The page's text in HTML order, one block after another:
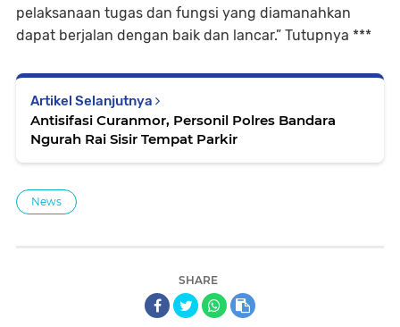
pelaksanaan tugas dan fungsi yang diamanahkan
dapat berjalan dengan baik dan lancar.” Tutupnya ***
Artikel Selanjutnya
Antisifasi Curanmor, Personil Polres Bandara
Ngurah Rai Sisir Tempat Parkir
News
SHARE